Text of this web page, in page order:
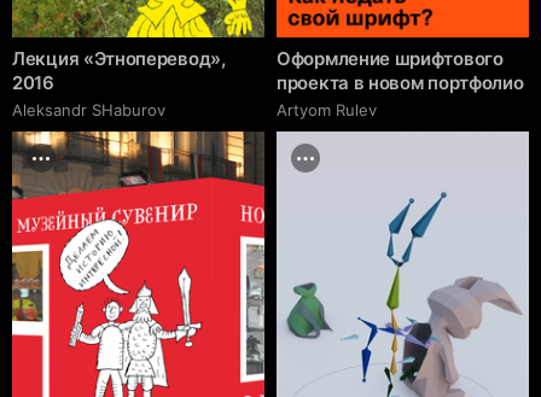
Лекция «Этноперевод»,
2016
Аleksandr SHaburov
Оформление шрифтового
проекта в новом портфолио
Artyom Rulev